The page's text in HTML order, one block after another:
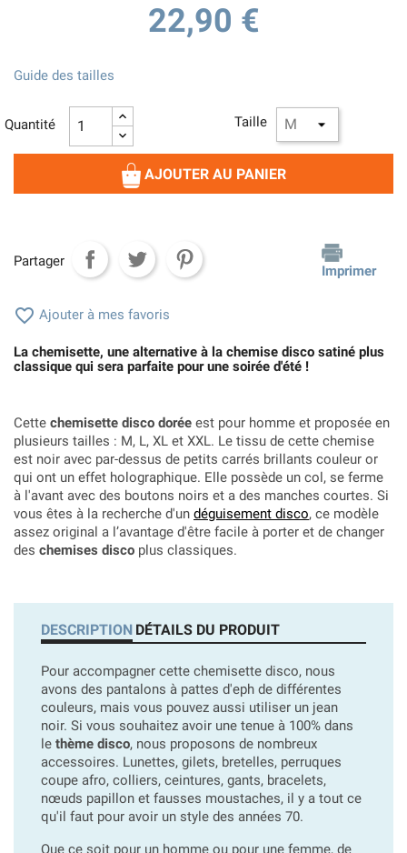
22,90 €
Taille
Guide des tailles
Quantité
AJOUTER AU PANIER
Partager
Imprimer
 Ajouter à mes favoris
La chemisette, une alternative à la chemise disco satiné plus
classique qui sera parfaite pour une soirée d'été !
Cette chemisette disco dorée est pour homme et proposée en
plusieurs tailles : M, L, XL et XXL. Le tissu de cette chemise
est noir avec par-dessus de petits carrés brillants couleur or
qui ont un effet holographique. Elle possède un col, se ferme
à l'avant avec des boutons noirs et a des manches courtes. Si
vous êtes à la recherche d'un déguisement disco, ce modèle
assez original a l’avantage d'être facile à porter et de changer
des chemises disco plus classiques.
DESCRIPTION DÉTAILS DU PRODUIT
Pour accompagner cette chemisette disco, nous
avons des pantalons à pattes d'eph de différentes
couleurs, mais vous pouvez aussi utiliser un jean
noir. Si vous souhaitez avoir une tenue à 100% dans
le thème disco, nous proposons de nombreux
accessoires. Lunettes, gilets, bretelles, perruques
coupe afro, colliers, ceintures, gants, bracelets,
nœuds papillon et fausses moustaches, il y a tout ce
qu'il faut pour avoir un style des années 70.
Que ce soit pour un homme ou pour une femme, de